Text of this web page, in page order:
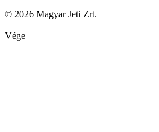
© 2026 Magyar Jeti Zrt.
Vége